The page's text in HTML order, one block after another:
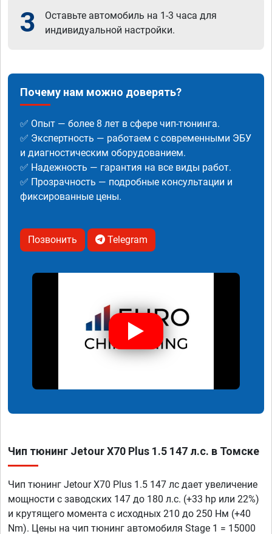
3
Оставьте автомобиль на 1-3 часа для
индивидуальной настройки.
Почему нам можно доверять?
✅ Опыт — более 8 лет в сфере чип-тюнинга.
✅ Экспертность — работаем с современными ЭБУ
и диагностическим оборудованием.
✅ Надежность — гарантия на все виды работ.
✅ Прозрачность — подробные консультации и
фиксированные цены.
Позвонить Telegram
Чип тюнинг Jetour X70 Plus 1.5 147 л.с. в Томске
Чип тюнинг Jetour X70 Plus 1.5 147 лс дает увеличение
мощности с заводских 147 до 180 л.с. (+33 hp или 22%)
и крутящего момента с исходных 210 до 250 Нм (+40
Nm). Цены на чип тюнинг автомобиля Stage 1 = 15000